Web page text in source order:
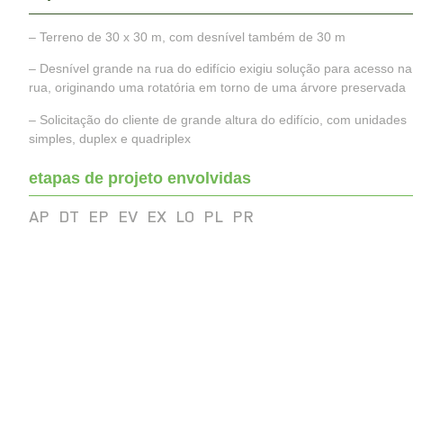
– Terreno de 30 x 30 m, com desnível também de 30 m
– Desnível grande na rua do edifício exigiu solução para acesso na
rua, originando uma rotatória em torno de uma árvore preservada
– Solicitação do cliente de grande altura do edifício, com unidades
simples, duplex e quadriplex
etapas de projeto envolvidas
AP DT EP EV EX LO PL PR